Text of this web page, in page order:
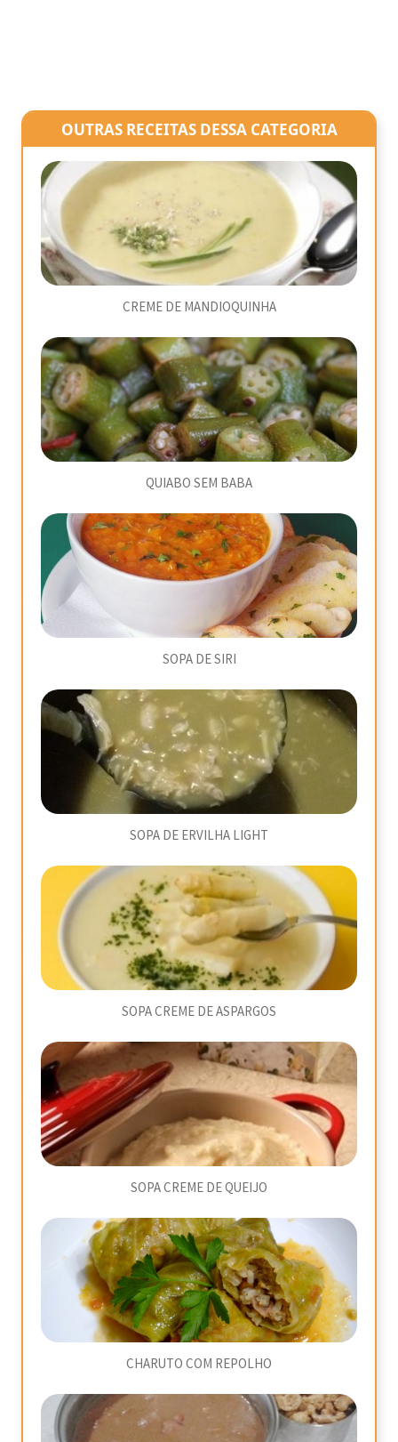
OUTRAS RECEITAS DESSA CATEGORIA
CREME DE MANDIOQUINHA
QUIABO SEM BABA
SOPA DE SIRI
SOPA DE ERVILHA LIGHT
SOPA CREME DE ASPARGOS
SOPA CREME DE QUEIJO
CHARUTO COM REPOLHO